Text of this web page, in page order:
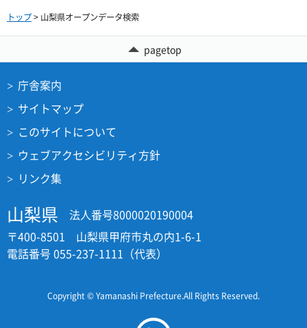
トップ> 山梨県オープンデータ検索
pagetop
庁舎案内
サイトマップ
このサイトについて
ウェブアクセシビリティ方針
リンク集
山梨県
法人番号8000020190004
〒400-8501 山梨県甲府市丸の内1-6-1
電話番号 055-237-1111（代表）
Copyright © Yamanashi Prefecture.All Rights Reserved.